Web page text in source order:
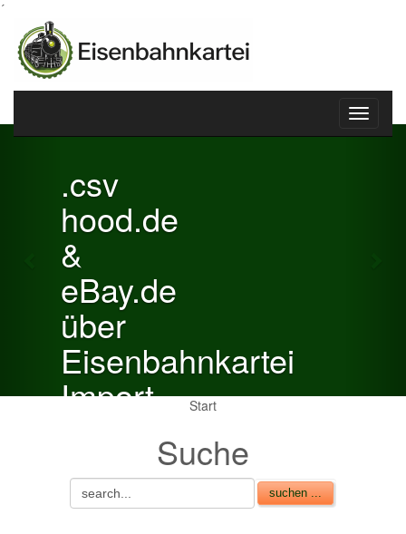
´
Toggle
.csv
hood.de
&
eBay.de
über
Eisenbahnkartei
Import
Verkaufsbetrag an
Gebühren je Inserat
Artikel
Previous
Start
Suche